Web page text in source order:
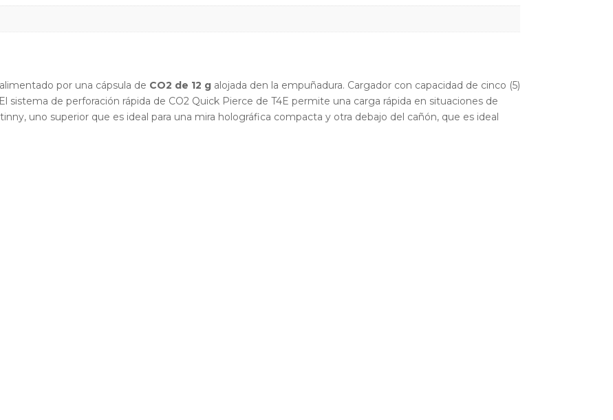
por una cápsula de CO2 de 12 g alojada den la empuñadura. Cargador con capacidad de cinco (5)
sistema de perforación rápida de CO2 Quick Pierce de T4E permite una carga rápida en situaciones de
uno superior que es ideal para una mira holográfica compacta y otra debajo del cañón, que es ideal